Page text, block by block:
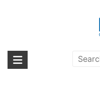
海外輸入ブラ
海外事業部が取り揃えている
ランド」をはじめ「ユニーク
Snap Case